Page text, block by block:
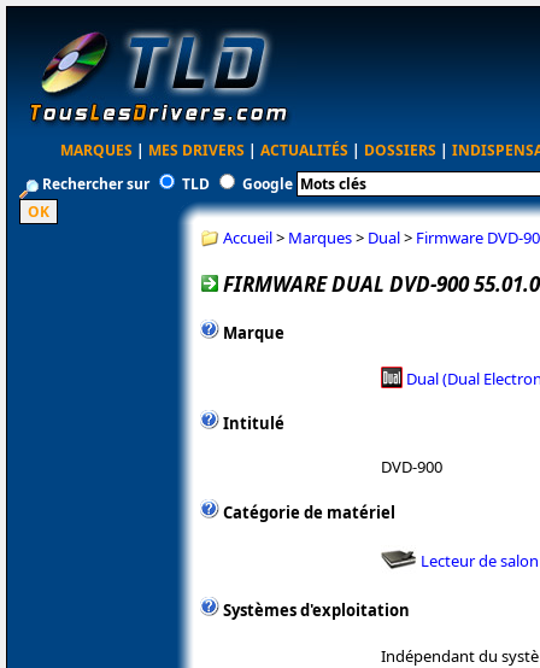
MARQUES | MES DRIVERS | ACTUALITÉS | DOSSIERS |
Rechercher sur
TLD Google
Accueil> Marques> Dual> Firmware DVD-
FIRMWARE DUAL DVD-900
Marque
Dual (Dual
Intitulé
DVD-900
Catégorie de matériel
Lecteur de salon
Systèmes d'exploitation
Indépendant du